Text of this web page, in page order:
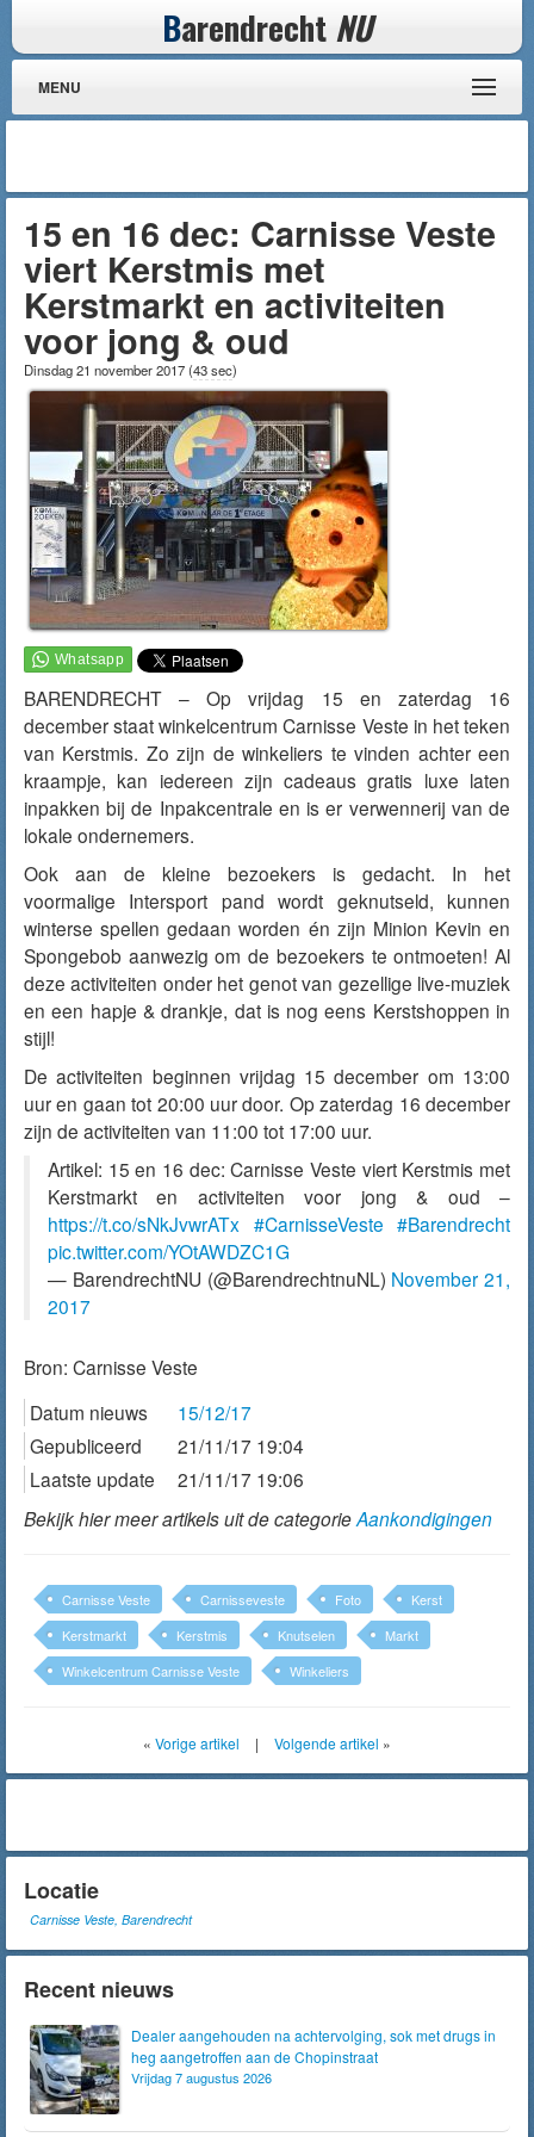
Barendrecht NU
MENU
15 en 16 dec: Carnisse Veste
viert Kerstmis met
Kerstmarkt en activiteiten
voor jong & oud
Dinsdag 21 november 2017(43 sec)
BARENDRECHT – Op vrijdag 15 en zaterdag 16
december staat winkelcentrum Carnisse Veste in het teken
van Kerstmis. Zo zijn de winkeliers te vinden achter een
kraampje, kan iedereen zijn cadeaus gratis luxe laten
inpakken bij de Inpakcentrale en is er verwennerij van de
lokale ondernemers.
Ook aan de kleine bezoekers is gedacht. In het
voormalige Intersport pand wordt geknutseld, kunnen
winterse spellen gedaan worden én zijn Minion Kevin en
Spongebob aanwezig om de bezoekers te ontmoeten! Al
deze activiteiten onder het genot van gezellige live-muziek
en een hapje & drankje, dat is nog eens Kerstshoppen in
stijl!
De activiteiten beginnen vrijdag 15 december om 13:00
uur en gaan tot 20:00 uur door. Op zaterdag 16 december
zijn de activiteiten van 11:00 tot 17:00 uur.
Artikel: 15 en 16 dec: Carnisse Veste viert Kerstmis met
Kerstmarkt en activiteiten voor jong & oud –
https://t.co/sNkJvwrATx #CarnisseVeste #Barendrecht
pic.twitter.com/YOtAWDZC1G
— BarendrechtNU (@BarendrechtnuNL) November 21,
2017
Bron: Carnisse Veste
Datum nieuws
15/12/17
Gepubliceerd
21/11/17 19:04
Laatste update
21/11/17 19:06
Bekijk hier meer artikels uit de categorieAankondigingen
Carnisse Veste Carnisseveste Foto
Kerst
Kerstmarkt
Kerstmis Knutselen
Markt
Winkelcentrum Carnisse Veste
Winkeliers
« Vorige artikel | Volgende artikel »
Locatie
Carnisse Veste, Barendrecht
Recent nieuws
Dealer aangehouden na achtervolging, sok met drugs in
heg aangetroffen aan de Chopinstraat
Vrijdag 7 augustus 2026